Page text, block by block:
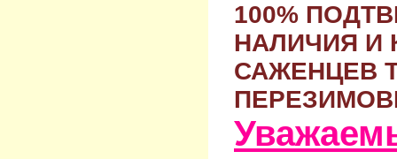
100%
НАЛИЧИЯ И
САЖЕНЦЕВ